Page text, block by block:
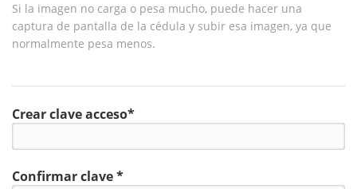
Si la imagen no carga o pesa mucho, puede hacer una
captura de pantalla de la cédula y subir esa imagen, ya que
normalmente pesa menos.
Crear clave acceso*
Confirmar clave *